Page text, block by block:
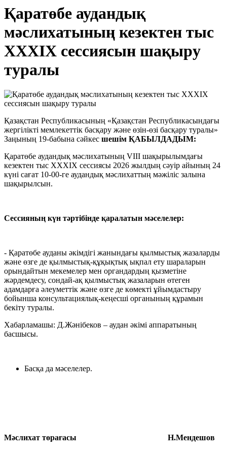
Қаратөбе аудандық
мәслихатының кезектен тыс
ХХХІХ сессиясын шақыру
туралы
Қазақстан Республикасының «Қазақстан Республикасындағы
жергілікті мемлекеттік басқару және өзін-өзі басқару туралы»
Заңының 19-бабына сәйкес шешім ҚАБЫЛДАДЫМ:
Қаратөбе аудандық мәслихатының VIІІ шақырылымдағы
кезектен тыс ХХХІХ сессиясы 2026 жылдың сәуір айының 24
күні сағат 10-00-ге аудандық мәслихаттың мәжіліс залына
шақырылсын.
Сессияның күн тәртібінде қаралатын мәселелер:
- Қаратөбе ауданы әкімдігі жанындағы қылмыстық жазаларды
және өзге де қылмыстық-құқықтық ықпал ету шараларын
орындайтын мекемелер мен органдардың қызметіне
жәрдемдесу, сондай-ақ қылмыстық жазаларын өтеген
адамдарға әлеуметтік және өзге де көмекті ұйымдастыру
бойынша консультациялық-кеңесші органының құрамын
бекіту туралы.
Хабарламашы: Д.Жәнібеков – аудан әкімі аппаратының
басшысы.
Басқа да мәселелер.
Мәслихат төрағасы Н.Мендешов